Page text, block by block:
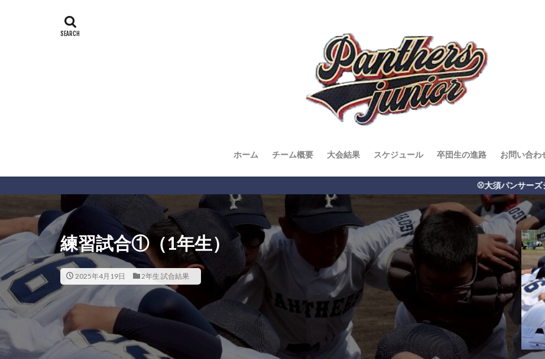
ホーム チーム概要 大会結果 スケジュール 卒団生の進路 お問い合わ
⚾️大須パンサーズジュニア⚾️ 名古屋市で活動する中
練習試合①（1年生）
2025年4月19日 2年生 試合結果